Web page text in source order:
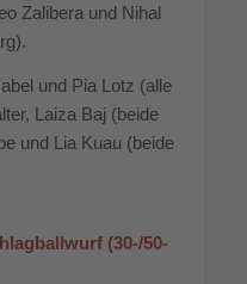
Zalibera und Nihal
und Pia Lotz (alle
Laiza Baj (beide
und Lia Kuau (beide
(30-/50-